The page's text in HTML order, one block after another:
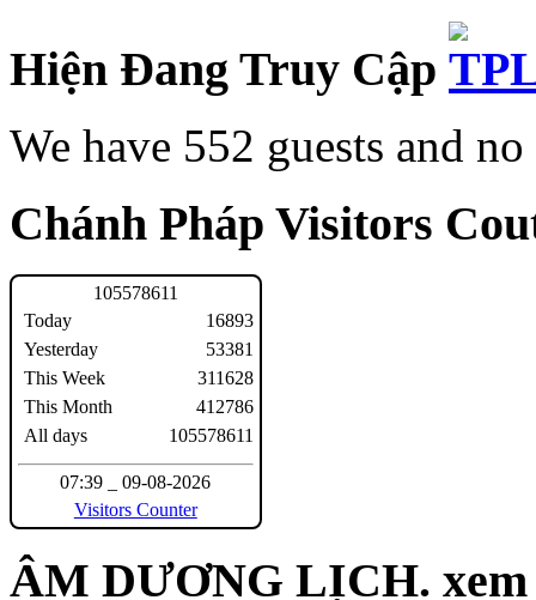
Hiện Đang Truy Cập
We have 552 guests and
Chánh Pháp Visitors
105578611
Today
Yesterday
This Week
This Month
All days
16893
53381
311628
412786
105578611
07:39 _ 09-08-2026
Visitors Counter
ÂM DƯƠNG LỊCH. xem